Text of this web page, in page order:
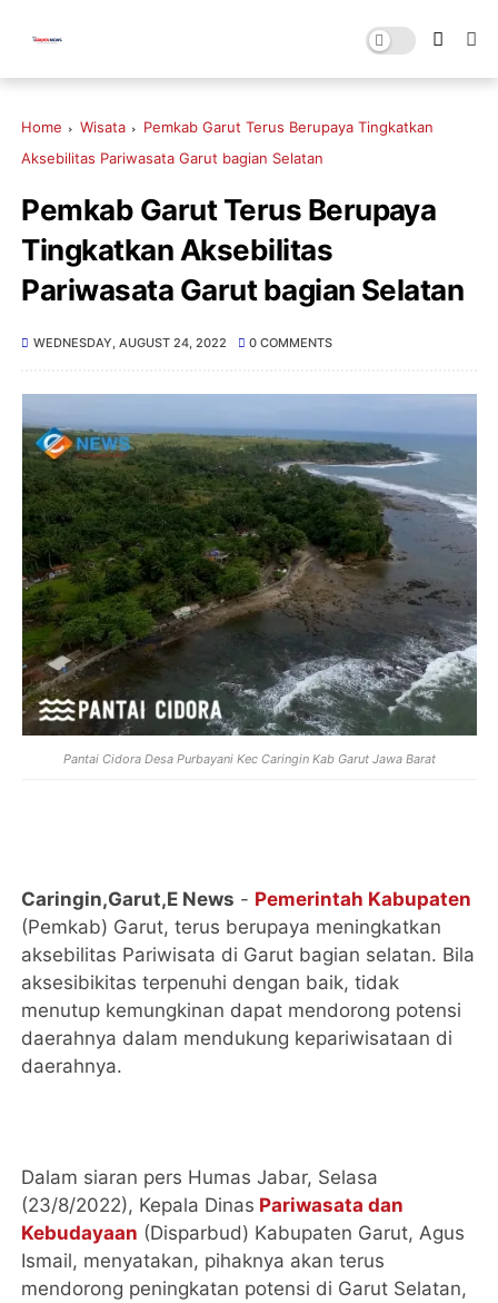
Home Wisata
Pemkab Garut Terus Berupaya Tingkatkan
Aksebilitas Pariwasata Garut bagian Selatan
Pemkab Garut Terus Berupaya
Tingkatkan Aksebilitas
Pariwasata Garut bagian Selatan
WEDNESDAY, AUGUST 24, 2022 0 COMMENTS
Pantai Cidora Desa Purbayani Kec Caringin Kab Garut Jawa Barat
Caringin,Garut,E News - Pemerintah Kabupaten
(Pemkab) Garut, terus berupaya meningkatkan
aksebilitas Pariwisata di Garut bagian selatan. Bila
aksesibikitas terpenuhi dengan baik, tidak
menutup kemungkinan dapat mendorong potensi
daerahnya dalam mendukung kepariwisataan di
daerahnya.
Dalam siaran pers Humas Jabar, Selasa
(23/8/2022), Kepala Dinas Pariwasata dan
Kebudayaan (Disparbud) Kabupaten Garut, Agus
Ismail, menyatakan, pihaknya akan terus
mendorong peningkatan potensi di Garut Selatan,